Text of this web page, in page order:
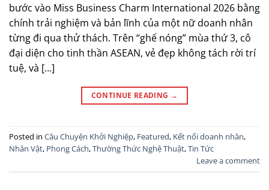
bước vào Miss Business Charm International 2026 bằng
chính trải nghiệm và bản lĩnh của một nữ doanh nhân
từng đi qua thử thách. Trên “ghế nóng” mùa thứ 3, cô
đại diện cho tinh thần ASEAN, vẻ đẹp không tách rời trí
tuệ, và […]
CONTINUE READING →
Posted in Câu Chuyện Khởi Nghiệp, Featured, Kết nối doanh nhân,
Nhân Vật, Phong Cách,Thường Thức Nghệ Thuật,Tin Tức
Leave a comment